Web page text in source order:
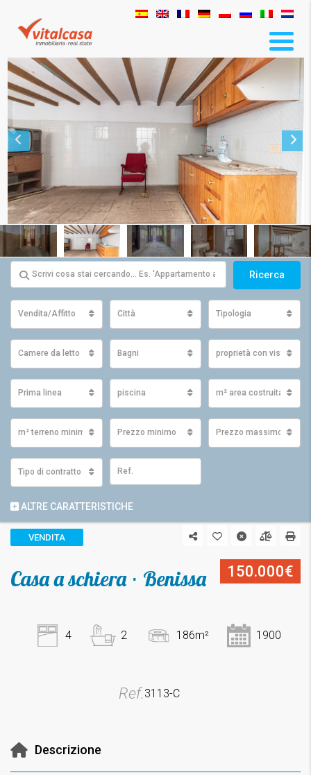
Ricerca
Vendita/Affitto Città Tipologia
Camere da letto Bagni proprietà con vista
Prima linea piscina m² area costruita
m² terreno minimo Prezzo minimo Prezzo massimo
Tipo di contratto
ALTRE CARATTERISTICHE
VENDITA
150.000€
Casa a schiera ⋅ Benissa
4 2 186m² 1900
Ref. 3113-C
Descrizione